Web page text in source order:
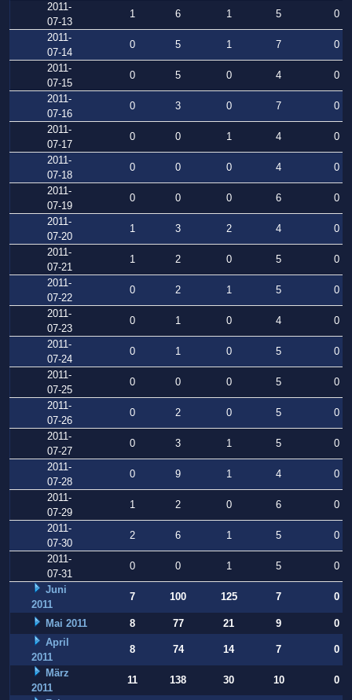
2011-
07-13
1 6 1 5
0
2011-
07-14
0 5 1 7
0
2011-
07-15
0 5 0 4
0
2011-
07-16
0 3 0 7
0
2011-
07-17
0 0 1 4
0
2011-
07-18
0 0 0 4
0
2011-
07-19
0 0 0 6
0
2011-
07-20
1 3 2 4
0
2011-
07-21
1 2 0 5
0
2011-
07-22
0 2 1 5
0
2011-
07-23
0 1 0 4
0
2011-
07-24
0 1 0 5
0
2011-
07-25
0 0 0 5
0
2011-
07-26
0 2 0 5
0
2011-
07-27
0 3 1 5
0
2011-
07-28
0 9 1 4
0
2011-
07-29
1 2 0 6
0
2011-
07-30
2 6 1 5
0
2011-
07-31
0 0 1 5
0
Juni
2011
7 100 125 7 0
Mai 2011 8 77 21 9
0
April
2011
8 74 14 7
0
März
2011
11 138 30 10
0